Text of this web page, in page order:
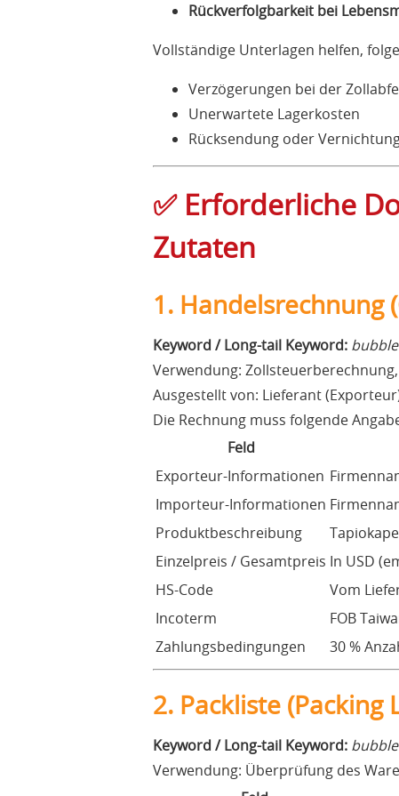
Rückverfolgbarkeit bei
Vollständige Unterlagen helfen,
Verzögerungen bei der
Unerwartete Lagerkosten
Rücksendung oder
✅ Erforderliche
Zutaten
1. Handelsrechnung
Keyword / Long-tail Keyword:
Verwendung:
Ausgestellt von: Lieferant
Die Rechnung muss folgende
Feld
Exporteur-Informationen
Importeur-Informationen
Produktbeschreibung
Einzelpreis / Gesamtpreis In USD
HS-Code
Vom
Incoterm
FOB
Zahlungsbedingungen
30 %
2. Packliste (Packing
Keyword / Long-tail Keyword:
Verwendung: Überprüfung des